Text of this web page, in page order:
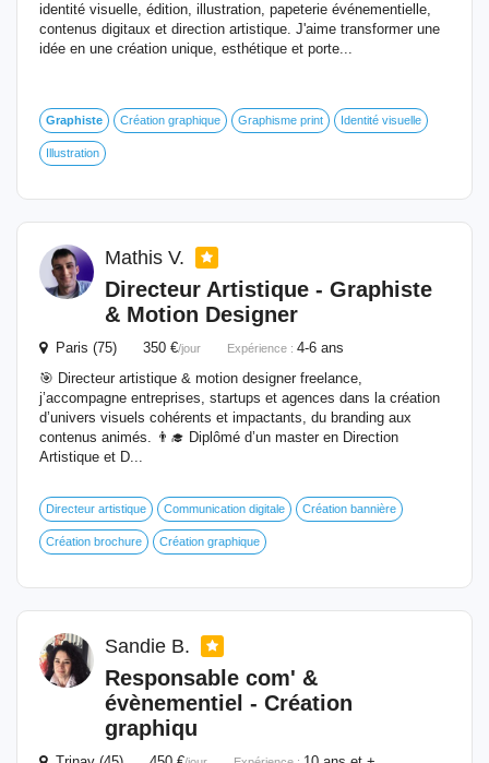
identité visuelle, édition, illustration, papeterie événementielle,
contenus digitaux et direction artistique. J'aime transformer une
idée en une création unique, esthétique et porte...
Graphiste Création graphique Graphisme print Identité visuelle
Illustration
Mathis V.
Directeur Artistique - Graphiste
& Motion Designer
Paris (75) 350 €/jour Expérience : 4-6 ans
🎯 Directeur artistique & motion designer freelance,
j’accompagne entreprises, startups et agences dans la création
d’univers visuels cohérents et impactants, du branding aux
contenus animés. 👨‍🎓 Diplômé d’un master en Direction
Artistique et D...
Directeur artistique Communication digitale Création bannière
Création brochure Création graphique
Sandie B.
Responsable com' &
évènementiel - Création
graphiqu